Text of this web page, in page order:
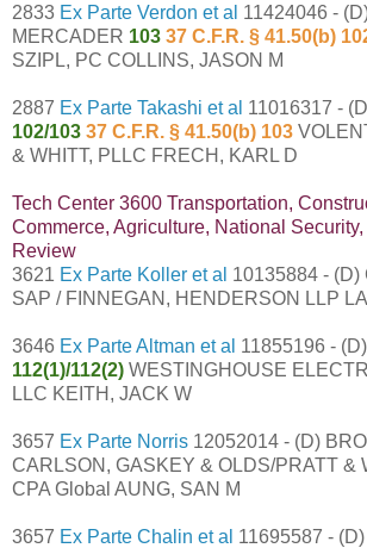
2833 Ex Parte Verdon et al 11424046 -
MERCADER 103 37 C.F.R. § 41.50(b)
SZIPL, PC COLLINS, JASON M
2887 Ex Parte Takashi et al 11016317 -
102/103 37 C.F.R. § 41.50(b) 103
& WHITT, PLLC FRECH, KARL D
Tech Center 3600 Transportation,
Commerce, Agriculture, National
Review
3621 Ex Parte Koller et al 10135884 - (D)
SAP / FINNEGAN, HENDERSON LLP
3646 Ex Parte Altman et al 11855196 -
112(1)/112(2) WESTINGHOUSE
LLC KEITH, JACK W
3657 Ex Parte Norris 12052014 - (D)
CARLSON, GASKEY & OLDS/PRATT &
CPA Global AUNG, SAN M
3657 Ex Parte Chalin et al 11695587 -